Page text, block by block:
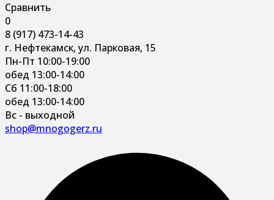
Сравнить
0
8 (917) 473-14-43
г. Нефтекамск, ул. Парковая, 15
Пн-Пт 10:00-19:00
обед 13:00-14:00
Сб 11:00-18:00
обед 13:00-14:00
Вс - выходной
shop@mnogogerz.ru